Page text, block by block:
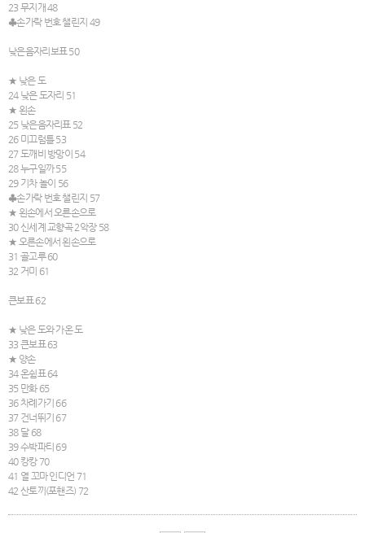
23 무지개 48
♣손가락 번호 챌린지 49
낮은음자리보표 50
★ 낮은 도
24 낮은 도자리 51
★ 왼손
25 낮은음자리표 52
26 미끄럼틀 53
27 도깨비 방망이 54
28 누구일까 55
29 기차 놀이 56
♣손가락 번호 챌린지 57
★ 왼손에서 오른손으로
30 신세계 교향곡 2악장 58
★ 오른손에서 왼손으로
31 골고루 60
32 거미 61
큰보표 62
★ 낮은 도와 가온 도
33 큰보표 63
★ 양손
34 온쉼표 64
35 만화 65
36 차례가기 66
37 건너뛰기 67
38 달 68
39 수박파티 69
40 캉캉 70
41 열 꼬마 인디언 71
42 산토끼(포핸즈) 72